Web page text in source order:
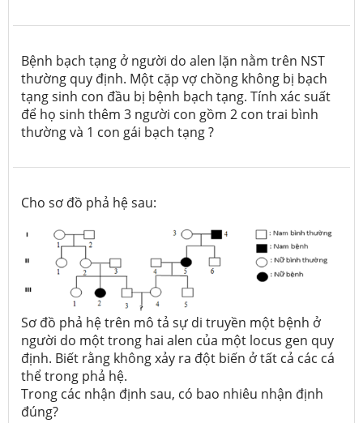
Bệnh bạch tạng ở người do alen lặn nằm trên NST
thường quy định. Một cặp vợ chồng không bị bạch
tạng sinh con đầu bị bệnh bạch tạng. Tính xác suất
để họ sinh thêm 3 người con gồm 2 con trai bình
thường và 1 con gái bạch tạng ?
Cho sơ đồ phả hệ sau:
Sơ đồ phả hệ trên mô tả sự di truyền một bệnh ở
người do một trong hai alen của một locus gen quy
định. Biết rằng không xảy ra đột biến ở tất cả các cá
thể trong phả hệ.
Trong các nhận định sau, có bao nhiêu nhận định
đúng?